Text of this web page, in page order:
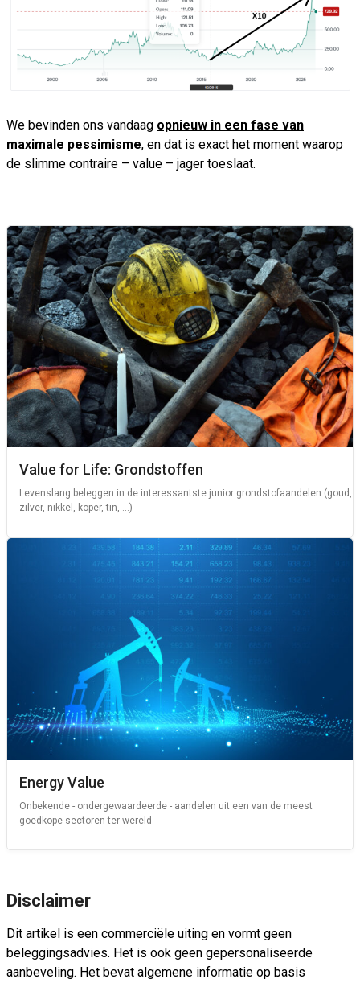
We bevinden ons vandaag opnieuw in een fase van
maximale pessimisme, en dat is exact het moment waarop
de slimme contraire – value – jager toeslaat.
Value for Life: Grondstoffen
Levenslang beleggen in de interessantste junior grondstofaandelen (goud,
zilver, nikkel, koper, tin, ...)
Energy Value
Onbekende - ondergewaardeerde - aandelen uit een van de meest
goedkope sectoren ter wereld
Disclaimer
Dit artikel is een commerciële uiting en vormt geen
beleggingsadvies. Het is ook geen gepersonaliseerde
aanbeveling. Het bevat algemene informatie op basis